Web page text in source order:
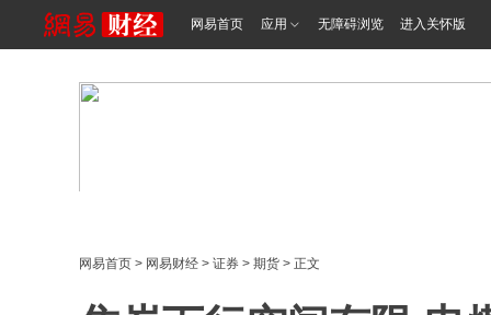
网易首页 应用 无障碍浏览 进入关怀版
网易首页 > 网易财经 > 证券 > 期货 > 正文